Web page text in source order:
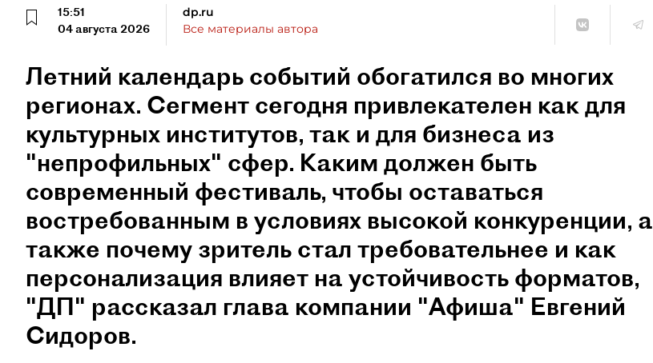
15:51
04 августа 2026
dp.ru
Все материалы автора
Летний календарь событий обогатился во многих
регионах. Сегмент сегодня привлекателен как для
культурных институтов, так и для бизнеса из
"непрофильных" сфер. Каким должен быть
современный фестиваль, чтобы оставаться
востребованным в условиях высокой конкуренции, а
также почему зритель стал требовательнее и как
персонализация влияет на устойчивость форматов,
"ДП" рассказал глава компании "Афиша" Евгений
Сидоров.